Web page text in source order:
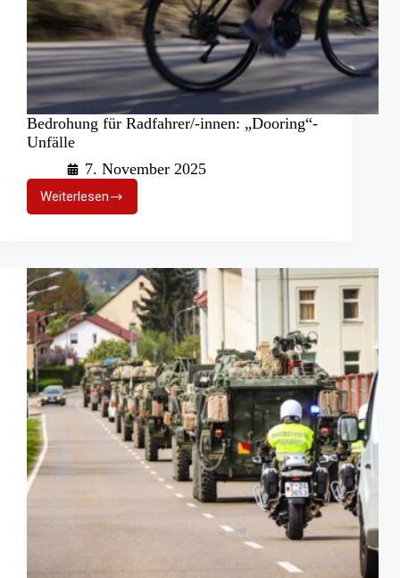
Bedrohung für Radfahrer/-innen: „Dooring“-
Unfälle
7. November 2025
WeiterlesenBedrohung
für
„Dooring“-
Unfälle